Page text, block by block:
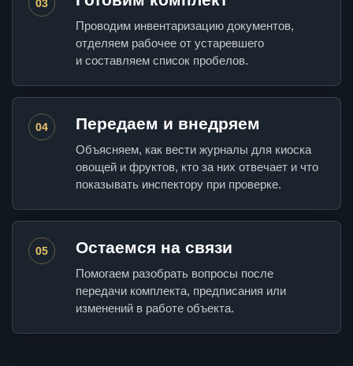
03
Проводим инвентаризацию документов,
отделяем рабочее от устаревшего
и составляем список пробелов.
04 Передаем и внедряем
Объясняем, как вести журналы для киоска
овощей и фруктов, кто за них отвечает и что
показывать инспектору при проверке.
05 Остаемся на связи
Помогаем разобрать вопросы после
передачи комплекта, предписания или
изменений в работе объекта.